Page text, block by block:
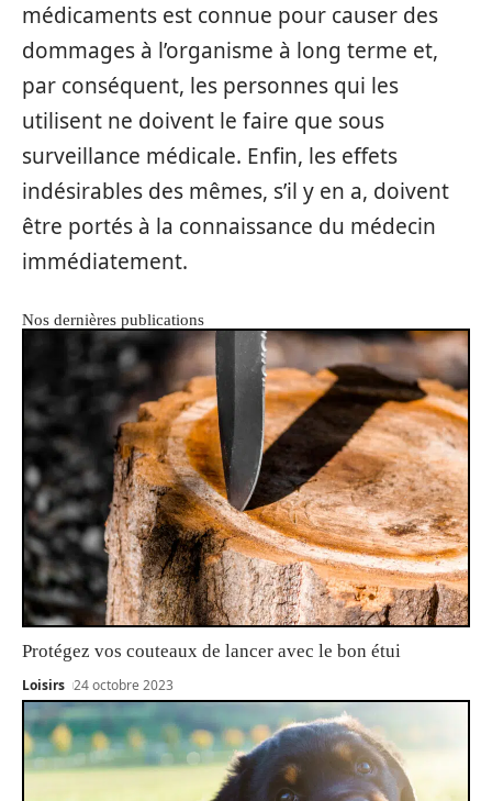
médicaments est connue pour causer des
dommages à l’organisme à long terme et,
par conséquent, les personnes qui les
utilisent ne doivent le faire que sous
surveillance médicale. Enfin, les effets
indésirables des mêmes, s’il y en a, doivent
être portés à la connaissance du médecin
immédiatement.
Nos dernières publications
Protégez vos couteaux de lancer avec le bon étui
Loisirs 24 octobre 2023